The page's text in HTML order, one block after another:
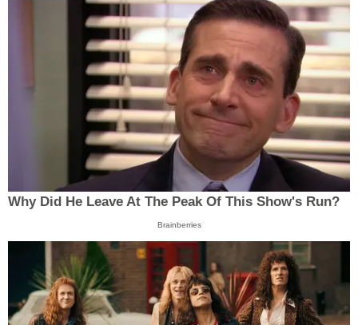
Why Did He Leave At The Peak Of This Show's Run?
Brainberries